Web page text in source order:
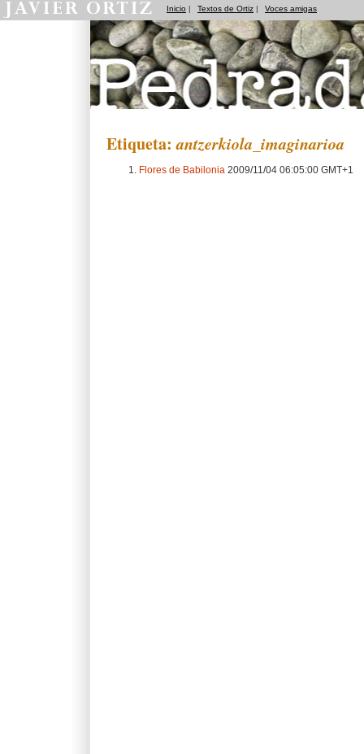
Inicio | Textos de Ortiz | Voces amigas
Etiqueta:antzerkiola_imaginarioa
Flores de Babilonia 2009/11/04 06:05:00 GMT+1